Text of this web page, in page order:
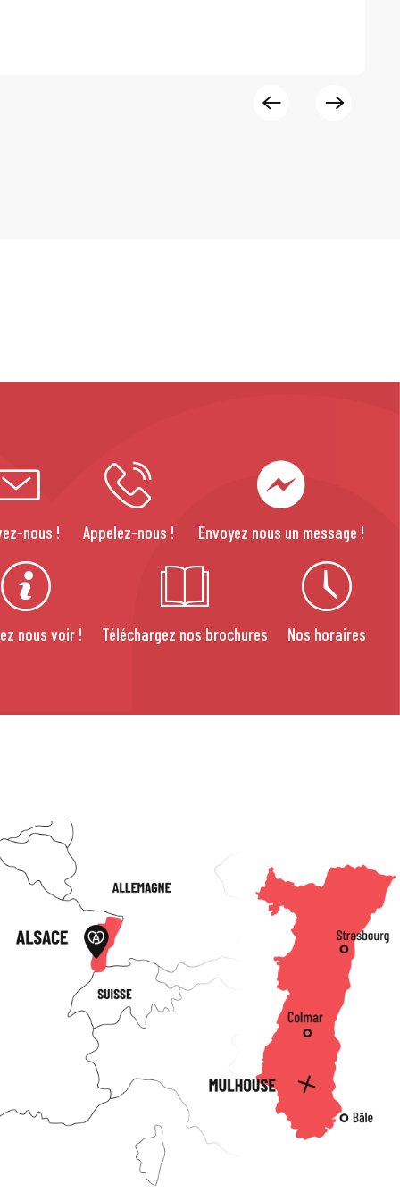
nous ! Appelez-nous ! Envoyez nous un message !
nous voir ! Téléchargez nos brochures Nos horaires